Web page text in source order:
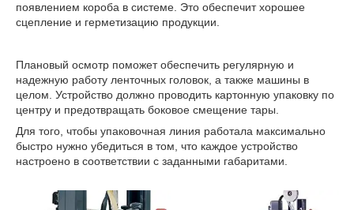
появлением короба в системе. Это обеспечит хорошее
сцепление и герметизацию продукции.
Плановый осмотр поможет обеспечить регулярную и
надежную работу ленточных головок, а также машины в
целом. Устройство должно проводить картонную упаковку по
центру и предотвращать боковое смещение тары.
Для того, чтобы упаковочная линия работала максимально
быстро нужно убедиться в том, что каждое устройство
настроено в соответствии с заданными габаритами.